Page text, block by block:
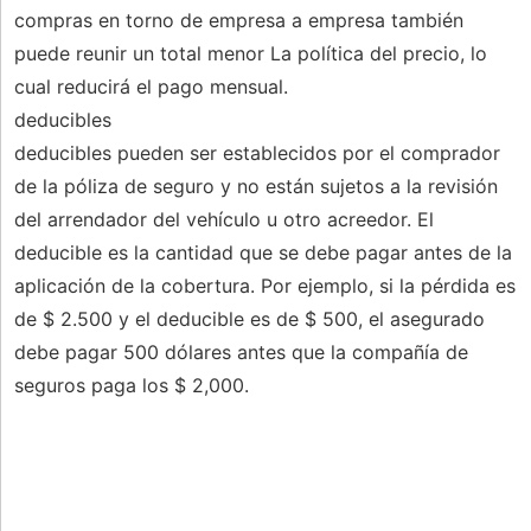
compras en torno de empresa a empresa también
puede reunir un total menor La política del precio, lo
cual reducirá el pago mensual.
deducibles
deducibles pueden ser establecidos por el comprador
de la póliza de seguro y no están sujetos a la revisión
del arrendador del vehículo u otro acreedor. El
deducible es la cantidad que se debe pagar antes de la
aplicación de la cobertura. Por ejemplo, si la pérdida es
de $ 2.500 y el deducible es de $ 500, el asegurado
debe pagar 500 dólares antes que la compañía de
seguros paga los $ 2,000.